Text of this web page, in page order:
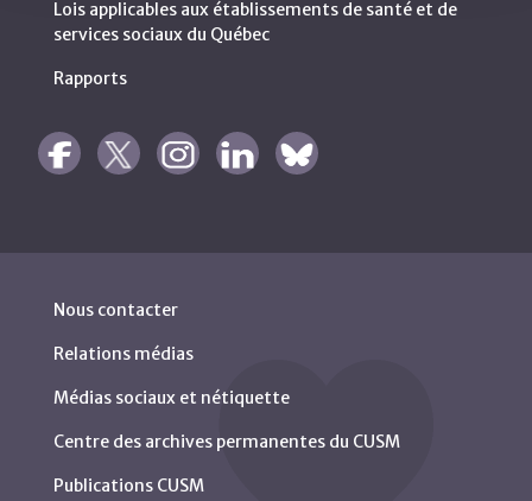
Lois applicables aux établissements de santé et de
services sociaux du Québec
Rapports
Nous contacter
Relations médias
Médias sociaux et nétiquette
Centre des archives permanentes du CUSM
Publications CUSM